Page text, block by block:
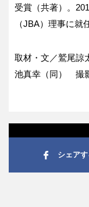
受賞（共著）。
（JBA）理事に就
取材・文／鷲尾
池真幸（同） 撮
シェアす